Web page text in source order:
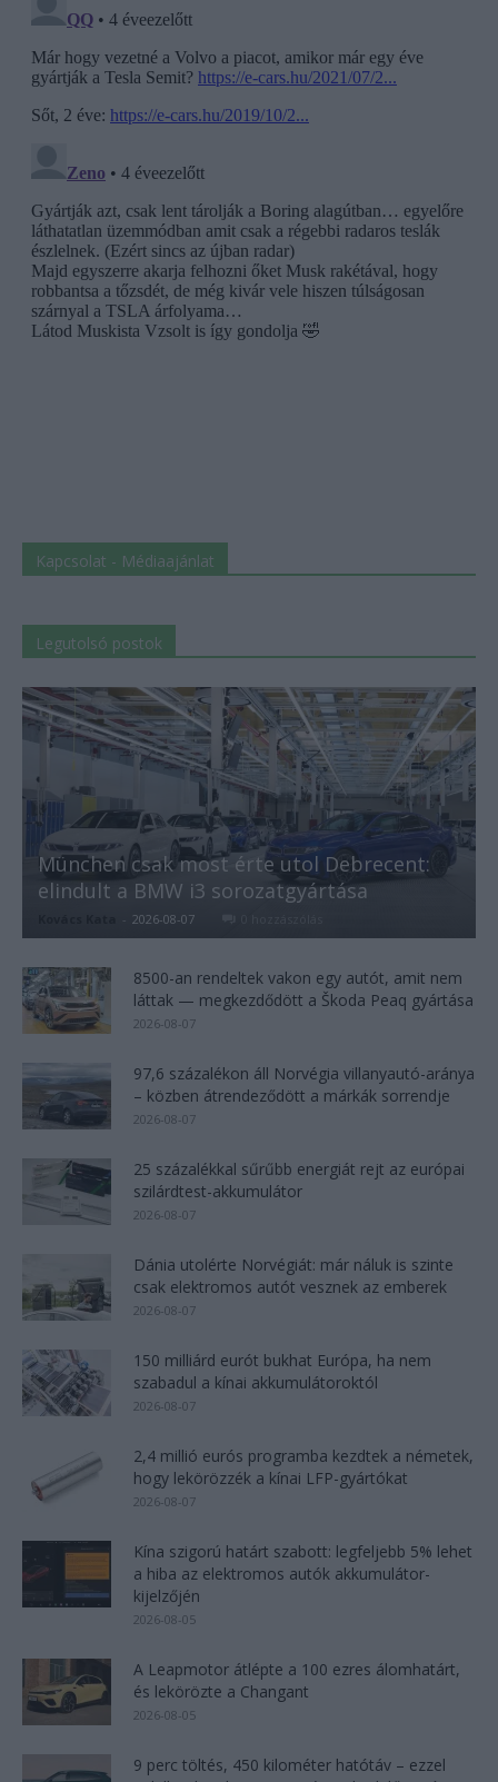
Kapcsolat - Médiaajánlat
Legutolsó postok
München csak most érte utol Debrecent:
elindult a BMW i3 sorozatgyártása
- 2026-08-07
8500-an rendeltek vakon egy autót, amit nem
láttak — megkezdődött a Škoda Peaq gyártása
2026-08-07
97,6 százalékon áll Norvégia villanyautó-aránya
– közben átrendeződött a márkák sorrendje
2026-08-07
25 százalékkal sűrűbb energiát rejt az európai
szilárdtest-akkumulátor
2026-08-07
Dánia utolérte Norvégiát: már náluk is szinte
csak elektromos autót vesznek az emberek
2026-08-07
150 milliárd eurót bukhat Európa, ha nem
szabadul a kínai akkumulátoroktól
2026-08-07
2,4 millió eurós programba kezdtek a németek,
hogy lekörözzék a kínai LFP-gyártókat
2026-08-07
Kína szigorú határt szabott: legfeljebb 5% lehet
a hiba az elektromos autók akkumulátor-
kijelzőjén
2026-08-05
A Leapmotor átlépte a 100 ezres álomhatárt,
és lekörözte a Changant
2026-08-05
9 perc töltés, 450 kilométer hatótáv – ezzel